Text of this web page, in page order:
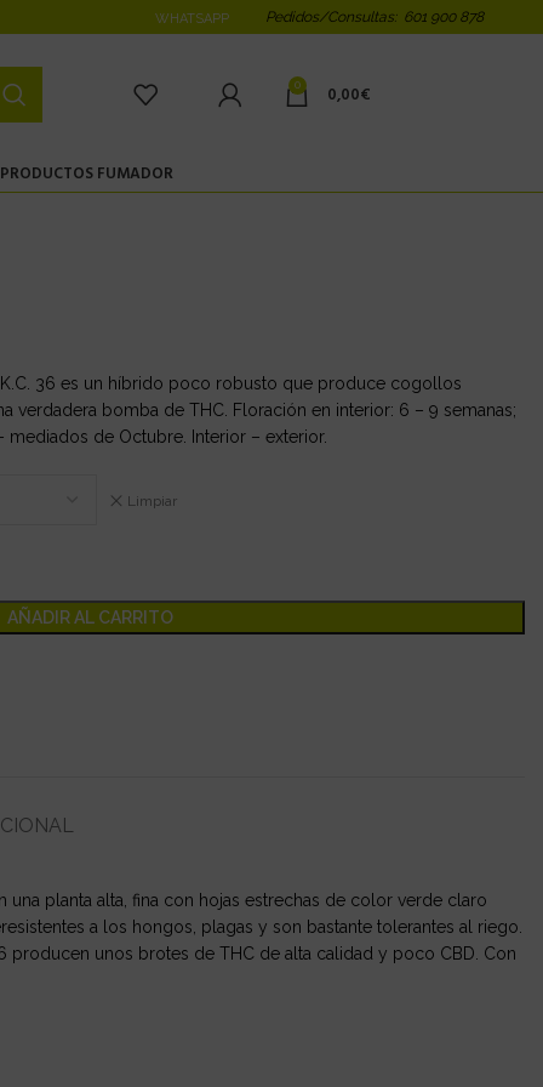
WHATSAPP Pedidos/Consultas: 601 900 878
0 0,00€
PRODUCTOS FUMADOR
36 es un híbrido poco robusto que produce cogollos
verdadera bomba de THC. Floración en interior: 6 – 9 semanas;
de Octubre. Interior – exterior.
Limpiar
AÑADIR AL CARRITO
una planta alta, fina con hojas estrechas de color verde claro
a los hongos, plagas y son bastante tolerantes al riego.
unos brotes de THC de alta calidad y poco CBD. Con